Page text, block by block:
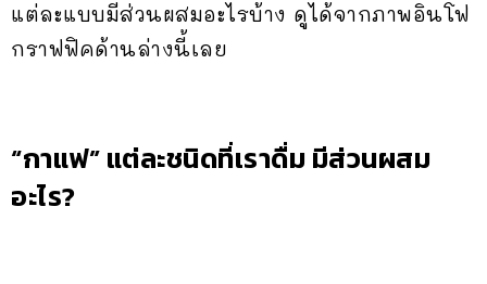
แต่ละแบบมีส่วนผสมอะไรบ้าง ดูได้จากภาพอินโฟ
กราฟฟิคด้านล่างนี้เลย
“กาแฟ” แต่ละชนิดที่เราดื่ม มีส่วนผสม
อะไร?